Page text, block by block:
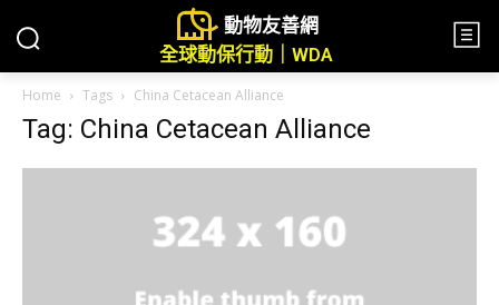
動物友善網
全球動保行動｜WDA
Home Tags China Cetacean Alliance
Tag: China Cetacean Alliance